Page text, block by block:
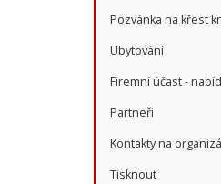
Pozvánka na křest
Ubytování
Firemní účast -
Partneři
Kontakty na
Tisknout